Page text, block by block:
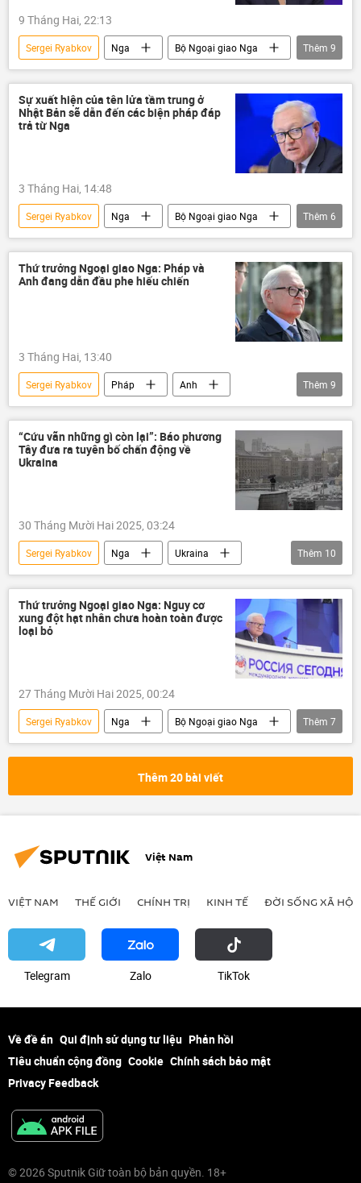
9 Tháng Hai, 22:13
Sergei Ryabkov Nga
Bộ Ngoại giao Nga
thông tin
Hoa Kỳ
Thế giới
Anh
vũ khí hạt nhân
lĩnh vực hạt nhân
Pháp
Thêm 9
Sự xuất hiện của tên lửa tầm trung ở
Nhật Bản sẽ dẫn đến các biện pháp đáp
trả từ Nga
3 Tháng Hai, 14:48
Sergei Ryabkov Nga
Bộ Ngoại giao Nga
Chính trị
Thế giới
Nhật Bản
Quân sự
tên lửa tên lửa tầm trung
Thêm 6
Thứ trưởng Ngoại giao Nga: Pháp và
Anh đang dẫn đầu phe hiếu chiến
3 Tháng Hai, 13:40
Sergei Ryabkov Pháp
Anh
Đông Âu
Trung Âu
Châu Âu
Chính trị
Thế giới
Nga
Bộ Ngoại giao Nga
lĩnh vực hạt nhân
Thêm 9
“Cứu vãn những gì còn lại”: Báo phương
Tây đưa ra tuyên bố chấn động về
Ukraina
30 Tháng Mười Hai 2025, 03:24
Sergei Ryabkov Nga
Ukraina
Chiến dịch quân sự đặc biệt tại Ukraina
Cuộc khủng hoảng ở Ukraina
xung đột quân sự
EU
Bộ Ngoại giao Nga
phương Tây
Thêm 10
Thứ trưởng Ngoại giao Nga: Nguy cơ
xung đột hạt nhân chưa hoàn toàn được
loại bỏ
27 Tháng Mười Hai 2025, 00:24
Sergei Ryabkov Nga
Bộ Ngoại giao Nga
Hoa Kỳ
lĩnh vực hạt nhân
phương Tây
NATO
Donald Trump
Thêm 7
Thêm 20 bài viết
Việt Nam
VIỆT NAM THẾ GIỚI CHÍNH TRỊ KINH TẾ ĐỜI SỐNG XÃ HỘI
Telegram Zalo ТikТоk
Về đề án Qui định sử dụng tư liệu Phản hồi
Tiêu chuẩn cộng đồng Cookie Chính sách bảo mật
Privacy Feedback
© 2026 Sputnik Giữ toàn bộ bản quyền. 18+